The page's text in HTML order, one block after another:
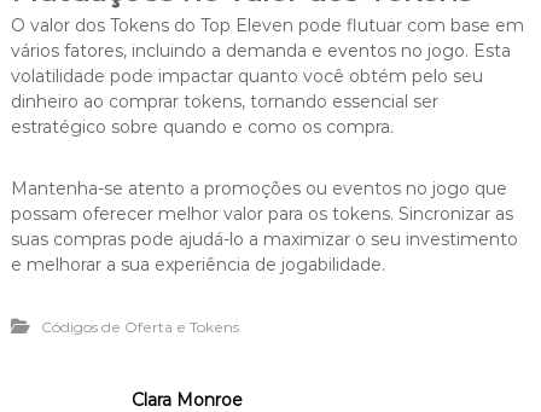
O valor dos Tokens do Top Eleven pode flutuar com base em
vários fatores, incluindo a demanda e eventos no jogo. Esta
volatilidade pode impactar quanto você obtém pelo seu
dinheiro ao comprar tokens, tornando essencial ser
estratégico sobre quando e como os compra.
Mantenha-se atento a promoções ou eventos no jogo que
possam oferecer melhor valor para os tokens. Sincronizar as
suas compras pode ajudá-lo a maximizar o seu investimento
e melhorar a sua experiência de jogabilidade.
Códigos de Oferta e Tokens
Clara Monroe